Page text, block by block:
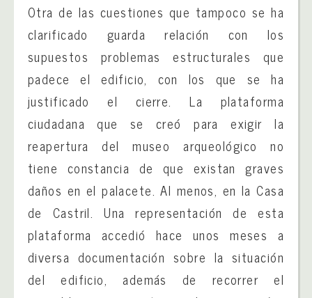
Otra de las cuestiones que tampoco se ha
clarificado guarda relación con los
supuestos problemas estructurales que
padece el edificio, con los que se ha
justificado el cierre. La plataforma
ciudadana que se creó para exigir la
reapertura del museo arqueológico no
tiene constancia de que existan graves
daños en el palacete. Al menos, en la Casa
de Castril. Una representación de esta
plataforma accedió hace unos meses a
diversa documentación sobre la situación
del edificio, además de recorrer el